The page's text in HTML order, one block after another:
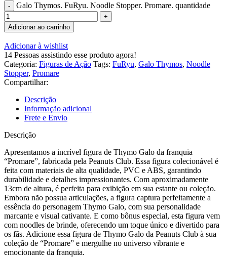
Galo Thymos. FuRyu. Noodle Stopper. Promare. quantidade
Adicionar ao carrinho
Adicionar à wishlist
14 Pessoas assistindo esse produto agora!
Categoria: Figuras de Ação Tags: FuRyu, Galo Thymos, Noodle
Stopper, Promare
Compartilhar:
Descrição
Informação adicional
Frete e Envio
Descrição
Apresentamos a incrível figura de Thymo Galo da franquia
“Promare”, fabricada pela Peanuts Club. Essa figura colecionável é
feita com materiais de alta qualidade, PVC e ABS, garantindo
durabilidade e detalhes impressionantes. Com aproximadamente
13cm de altura, é perfeita para exibição em sua estante ou coleção.
Embora não possua articulações, a figura captura perfeitamente a
essência do personagem Thymo Galo, com sua personalidade
marcante e visual cativante. E como bônus especial, esta figura vem
com noodles de brinde, oferecendo um toque único e divertido para
os fãs. Adicione essa figura de Thymo Galo da Peanuts Club à sua
coleção de “Promare” e mergulhe no universo vibrante e
emocionante da franquia.